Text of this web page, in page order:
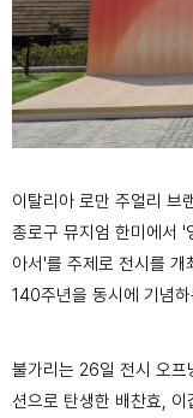
이탈리아 로만 주얼리 브
종로구 뮤지엄 한미에서 '
아서'를 주제로 전시를
140주년을 동시에 기념
불가리는 26일 전시 오프
션으로 탄생한 배찬효,